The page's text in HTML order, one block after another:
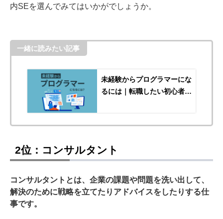
内SEを選んでみてはいかがでしょうか。
一緒に読みたい記事
未経験からプログラマーにな
るには｜転職したい初心者に
2位：コンサルタント
コンサルタントとは、企業の課題や問題を洗い出して、
解決のために戦略を立てたりアドバイスをしたりする仕
事です。